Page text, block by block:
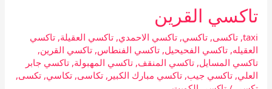
تاكسي القرين
taxi
,تاكسى,تاكسي,تاكسي الاحمدي,تاكسي العقيلة,تاكسي
العقيله,تاكسي الفحيحيل,تاكسي الفنطاس,تاكسي القرين,
تاكسي المسايل,تاكسي المنقف,تاكسي المهبولة,تاكسي جابر
العلي,تاكسي جيب,تاكسي مبارك الكبير ,تكاسى,تكاسي,تكسى,